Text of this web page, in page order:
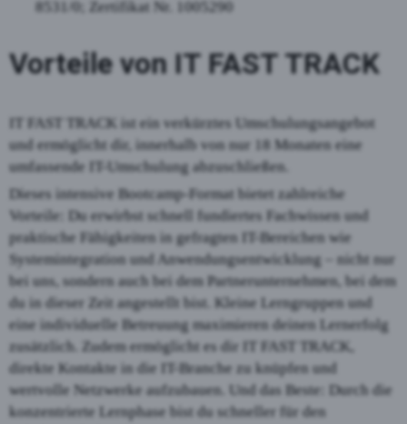
8531/0; Zertifikat Nr. 1005290
Vorteile von IT FAST TRACK
IT FAST TRACK ist ein verkürztes Umschulungsangebot
und ermöglicht dir, innerhalb von nur 18 Monaten eine
umfassende IT-Umschulung abzuschließen.
Dieses intensive Bootcamp-Format bietet zahlreiche
Vorteile: Du erwirbst schnell fundiertes Fachwissen und
praktische Fähigkeiten in gefragten IT-Bereichen wie
Systemintegration und Anwendungsentwicklung – nicht nur
bei uns, sondern auch bei dem Partnerunternehmen, bei dem
du in dieser Zeit angestellt bist. Kleine Lerngruppen und
eine individuelle Betreuung maximieren deinen Lernerfolg
zusätzlich. Zudem ermöglicht es dir IT FAST TRACK,
direkte Kontakte in die IT-Branche zu knüpfen und
wertvolle Netzwerke aufzubauen. Und das Beste: Durch die
konzentrierte Lernphase bist du schneller für den